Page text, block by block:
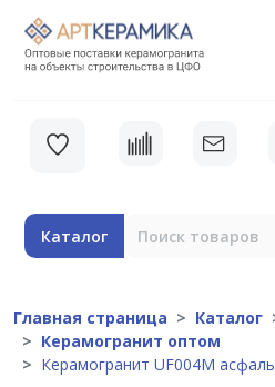
Каталог
Главная страница
Каталог
Керамогранит оптом
Керамогранит UF004M